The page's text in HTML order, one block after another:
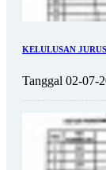
KELULUSAN
Tanggal 02-07-